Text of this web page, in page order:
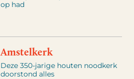
op had
Amstelkerk
Deze 350-jarige houten noodkerk
doorstond alles